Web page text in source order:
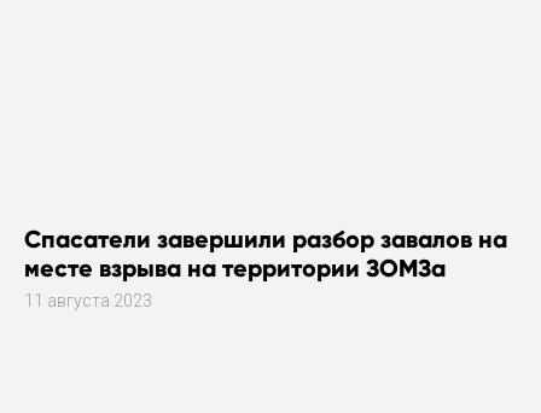
Спасатели завершили разбор завалов на
месте взрыва на территории ЗОМЗа
11 августа 2023